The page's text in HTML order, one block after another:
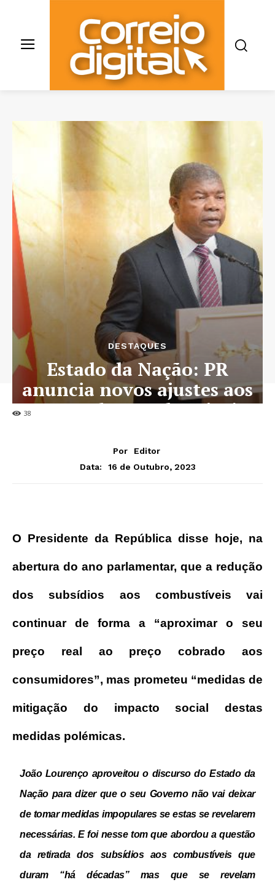
38
DESTAQUES
Estado da Nação: PR
anuncia novos ajustes aos
preços dos combustíveis
Por
Editor
Data:
16 de Outubro, 2023
O Presidente da República disse hoje, na
abertura do ano parlamentar, que a redução
dos subsídios aos combustíveis vai
continuar de forma a “aproximar o seu
preço real ao preço cobrado aos
consumidores”, mas prometeu “medidas de
mitigação do impacto social destas
medidas polémicas.
João Lourenço aproveitou o discurso do Estado da
Nação para dizer que o seu Governo não vai deixar
de tomar medidas impopulares se estas serevelarem
necessárias.E foi nesse tom que abordou a questão
da retirada dos subsídios aos combustíveis que
duram “há décadas” mas que se revelam